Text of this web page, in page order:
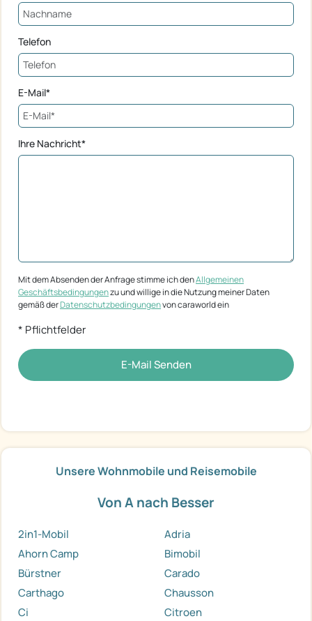
Telefon
E-Mail*
Ihre Nachricht*
Mit dem Absenden der Anfrage stimme ich denAllgemeinen
Geschäftsbedingungenzu und willige in die Nutzung meiner Daten
gemäß derDatenschutzbedingungenvon caraworld ein
* Pflichtfelder
E-Mail Senden
Unsere Wohnmobile und Reisemobile
Von A nach Besser
2in1-Mobil
Adria
Ahorn Camp
Bimobil
Bürstner
Carado
Carthago
Chausson
Ci
Citroen